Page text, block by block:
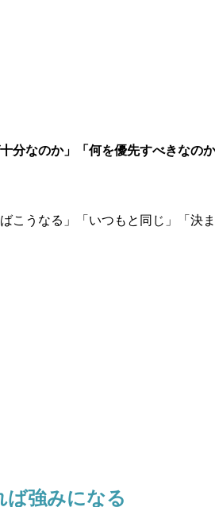
分なのか」「何を優先すべきなの
こうなる」「いつもと同じ」「決
ば強みになる